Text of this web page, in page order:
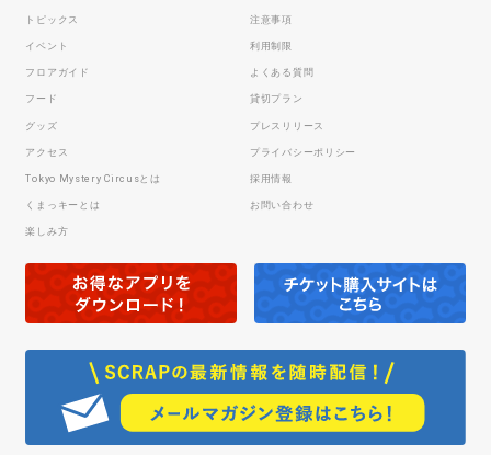
トピックス
イベント
フロアガイド
フード
グッズ
アクセス
Tokyo Mystery Circusとは
くまっキーとは
楽しみ方
注意事項
利用制限
よくある質問
貸切プラン
プレスリリース
プライバシーポリシー
採用情報
お問い合わせ